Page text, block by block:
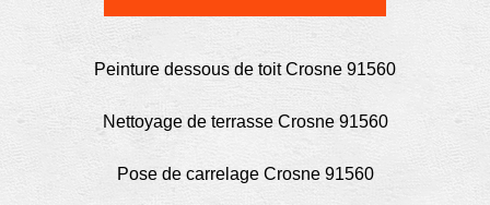
Peinture dessous de toit Crosne 91560
Nettoyage de terrasse Crosne 91560
Pose de carrelage Crosne 91560